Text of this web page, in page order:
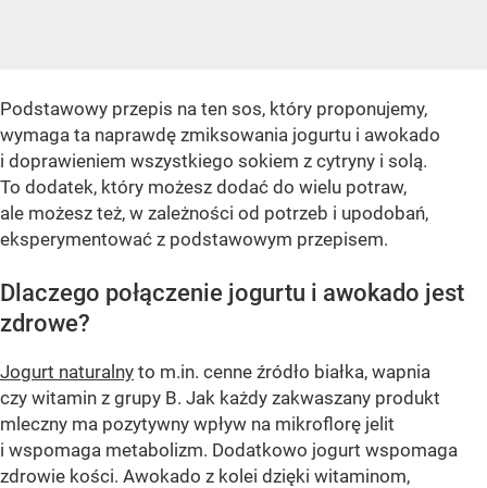
Podstawowy przepis na ten sos, który proponujemy,
wymaga ta naprawdę zmiksowania jogurtu i awokado
i doprawieniem wszystkiego sokiem z cytryny i solą.
To dodatek, który możesz dodać do wielu potraw,
ale możesz też, w zależności od potrzeb i upodobań,
eksperymentować z podstawowym przepisem.
Dlaczego połączenie jogurtu i awokado jest
zdrowe?
Jogurt naturalny to m.in. cenne źródło białka, wapnia
czy witamin z grupy B. Jak każdy zakwaszany produkt
mleczny ma pozytywny wpływ na mikroflorę jelit
i wspomaga metabolizm. Dodatkowo jogurt wspomaga
zdrowie kości. Awokado z kolei dzięki witaminom,